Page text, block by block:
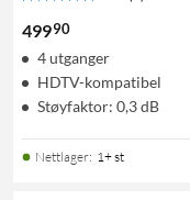
49990
4 utganger
HDTV-kompatibel
Støyfaktor: 0,3 dB
Nettlager: 1+ st